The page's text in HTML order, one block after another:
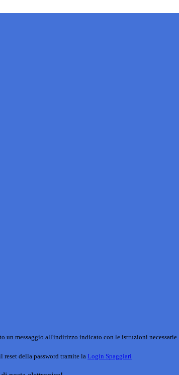
un messaggio all'indirizzo indicato con le istruzioni necessarie.
reset della password tramite la Login Spaggiari